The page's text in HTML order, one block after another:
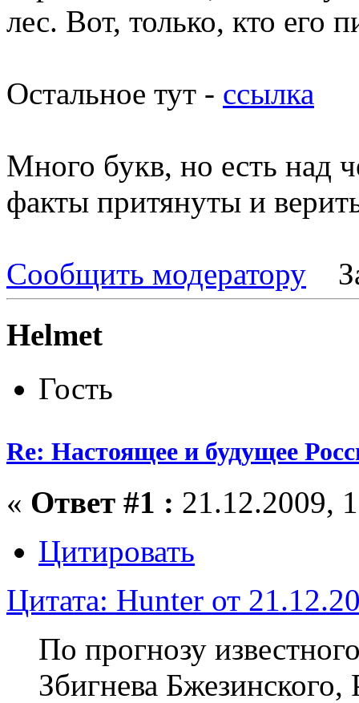
лес. Вот, только, кто его
Остальное тут - ссылка
Много букв, но есть над
факты притянуты и
Сообщить модератору
Helmet
Гость
Re: Настоящее и будущее
« Ответ #1 : 21.12.2009,
Цитировать
Цитата: Hunter от
По прогнозу
Збигнева Бжезинского,